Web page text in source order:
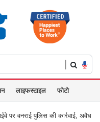
|
लाइफस्टाइल फोटो
अवैध बैनर और होर्डिंग्स हटाए